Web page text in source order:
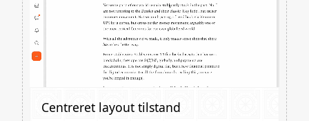
Centreret layout tilstand